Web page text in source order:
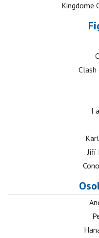
Kingdome
I
Jiří